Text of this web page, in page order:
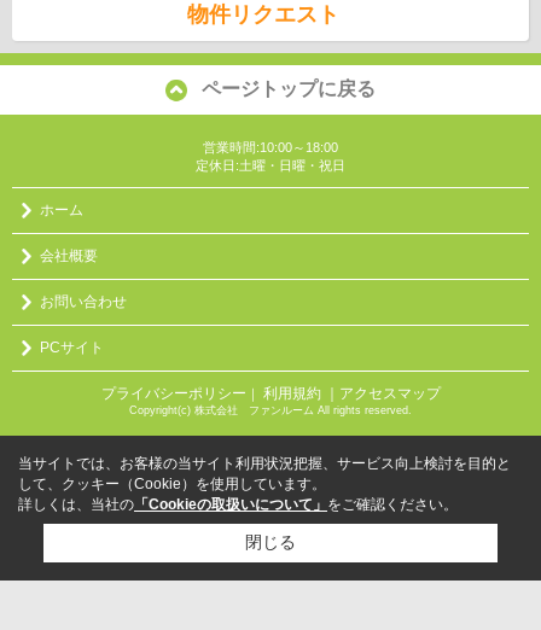
物件リクエスト
ページトップに戻る
営業時間:10:00～18:00
定休日:土曜・日曜・祝日
ホーム
会社概要
お問い合わせ
PCサイト
プライバシーポリシー ｜ 利用規約 ｜アクセスマップ
Copyright(c) 株式会社 ファンルーム All rights reserved.
当サイトでは、お客様の当サイト利用状況把握、サービス向上検討を目的と
して、クッキー（Cookie）を使用しています。
詳しくは、当社の 「Cookieの取扱いについて」 をご確認ください。
閉じる